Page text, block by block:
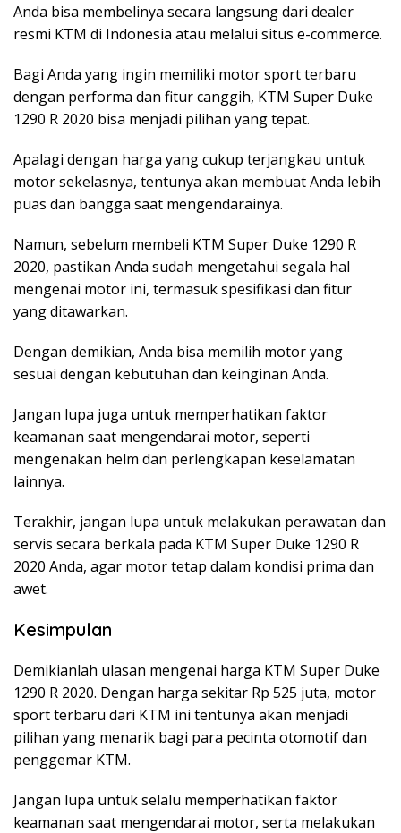
Anda bisa membelinya secara langsung dari dealer
resmi KTM di Indonesia atau melalui situs e-commerce.
Bagi Anda yang ingin memiliki motor sport terbaru
dengan performa dan fitur canggih, KTM Super Duke
1290 R 2020 bisa menjadi pilihan yang tepat.
Apalagi dengan harga yang cukup terjangkau untuk
motor sekelasnya, tentunya akan membuat Anda lebih
puas dan bangga saat mengendarainya.
Namun, sebelum membeli KTM Super Duke 1290 R
2020, pastikan Anda sudah mengetahui segala hal
mengenai motor ini, termasuk spesifikasi dan fitur
yang ditawarkan.
Dengan demikian, Anda bisa memilih motor yang
sesuai dengan kebutuhan dan keinginan Anda.
Jangan lupa juga untuk memperhatikan faktor
keamanan saat mengendarai motor, seperti
mengenakan helm dan perlengkapan keselamatan
lainnya.
Terakhir, jangan lupa untuk melakukan perawatan dan
servis secara berkala pada KTM Super Duke 1290 R
2020 Anda, agar motor tetap dalam kondisi prima dan
awet.
Kesimpulan
Demikianlah ulasan mengenai harga KTM Super Duke
1290 R 2020. Dengan harga sekitar Rp 525 juta, motor
sport terbaru dari KTM ini tentunya akan menjadi
pilihan yang menarik bagi para pecinta otomotif dan
penggemar KTM.
Jangan lupa untuk selalu memperhatikan faktor
keamanan saat mengendarai motor, serta melakukan